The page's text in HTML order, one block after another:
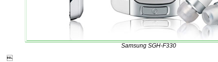
Samsung SGH-F330
